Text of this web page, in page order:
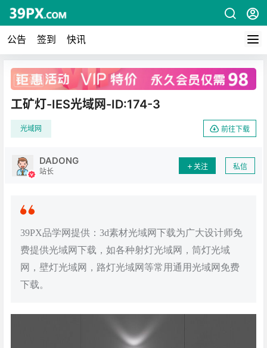
公告 签到 快讯
广告
工矿灯-IES光域网-ID:174-3
光域网 前往下载
DADONG
站长
关注 私信
39PX品学网提供：3d素材光域网下载为广大设计师免
费提供光域网下载，如各种射灯光域网，筒灯光域
网，壁灯光域网，路灯光域网等常用通用光域网免费
下载。